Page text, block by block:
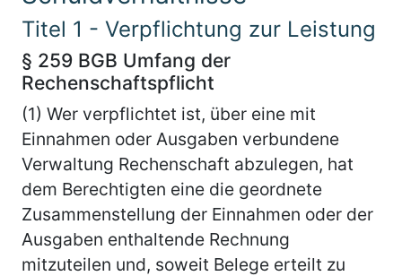
Titel 1 - Verpflichtung zur Leistung
§ 259 BGB Umfang der
Rechenschaftspflicht
(1) Wer verpflichtet ist, über eine mit
Einnahmen oder Ausgaben verbundene
Verwaltung Rechenschaft abzulegen, hat
dem Berechtigten eine die geordnete
Zusammenstellung der Einnahmen oder der
Ausgaben enthaltende Rechnung
mitzuteilen und, soweit Belege erteilt zu